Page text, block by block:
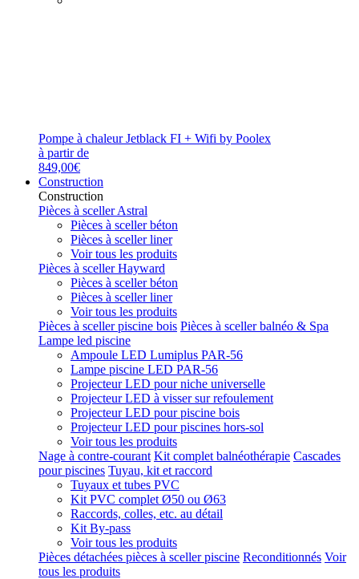
Pompe à chaleur Jetblack FI + Wifi by Poolex
à partir de
849,00€
Construction
Construction
Pièces à sceller Astral
Pièces à sceller béton
Pièces à sceller liner
Voir tous les produits
Pièces à sceller Hayward
Pièces à sceller béton
Pièces à sceller liner
Voir tous les produits
Pièces à sceller piscine bois Pièces à sceller balnéo & Spa
Lampe led piscine
Ampoule LED Lumiplus PAR-56
Lampe piscine LED PAR-56
Projecteur LED pour niche universelle
Projecteur LED à visser sur refoulement
Projecteur LED pour piscine bois
Projecteur LED pour piscines hors-sol
Voir tous les produits
Nage à contre-courant Kit complet balnéothérapie Cascades
pour piscines Tuyau, kit et raccord
Tuyaux et tubes PVC
Kit PVC complet Ø50 ou Ø63
Raccords, colles, etc. au détail
Kit By-pass
Voir tous les produits
Pièces détachées pièces à sceller piscine Reconditionnés Voir
tous les produits